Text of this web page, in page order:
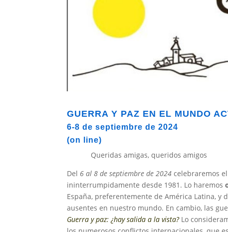
GUERRA Y PAZ EN EL MUNDO
6-8 de septiembre de 2024
(on line)
Queridas amigas, queridos amigos
Del 6 al 8de septiembre de 2024 celebraremos
ininterrumpidamente desde 1981. Lo haremos
España, preferentemente de América Latina,
ausentes en nuestro mundo. En cambio, las
Guerra y paz: ¿hay salida a la vista? Lo